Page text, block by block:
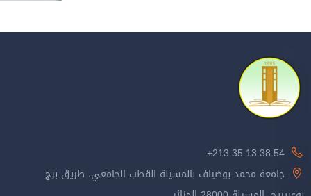
213.35.13.38.54+
جامعة محمد بوضياف بالمسيلة القطب الجامعي، طريق برج